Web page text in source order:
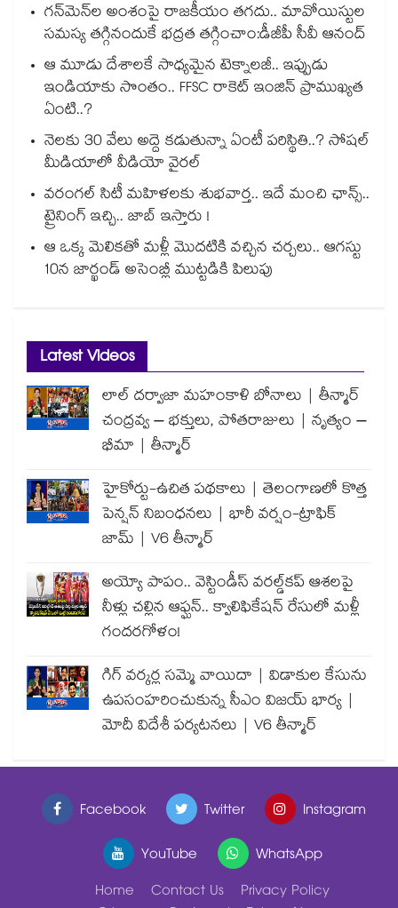
గన్⁭మెన్⁭ల అంశంపై రాజకీయం తగదు.. మావోయిస్టుల
సమస్య తగ్గినందుకే భద్రత తగ్గించాం:డీజీపీ సీవీ ఆనంద్
ఆ మూడు దేశాలకే సాధ్యమైన టెక్నాలజీ.. ఇప్పుడు
ఇండియాకు సొంతం.. FFSC రాకెట్ ఇంజిన్ ప్రాముఖ్యత
ఏంటి..?
నెలకు 30 వేలు అద్దె కడుతున్నా ఏంటీ పరిస్థితి..? సోషల్
మీడియాలో వీడియో వైరల్
వరంగల్ సిటీ మహిళలకు శుభవార్త.. ఇదే మంచి ఛాన్స్..
ట్రైనింగ్ ఇచ్చి.. జాబ్ ఇస్తారు !
ఆ ఒక్క మెలికతో మళ్లీ మొదటికి వచ్చిన చర్చలు.. ఆగస్టు
10న జార్ఖండ్ అసెంబ్లీ ముట్టడికి పిలుపు
Latest Videos
లాల్ దర్వాజా మహంకాళి బోనాలు | తీన్మార్
చంద్రవ్వ – భక్తులు, పోతరాజులు | నృత్యం –
భీమా | తీన్మార్
హైకోర్టు-ఉచిత పథకాలు | తెలంగాణలో కొత్త
పెన్షన్ నిబంధనలు | భారీ వర్షం-ట్రాఫిక్
జామ్ | V6 తీన్మార్
అయ్యో పాపం.. వెస్టిండీస్ వరల్డ్‌కప్ ఆశలపై
నీళ్లు చల్లిన ఆఫ్ఘన్.. క్వాలిఫికేషన్ రేసులో మళ్లీ
గందరగోళం!
గిగ్ వర్కర్ల సమ్మె వాయిదా | విడాకుల కేసును
ఉపసంహరించుకున్న సీఎం విజయ్ భార్య |
మోదీ విదేశీ పర్యటనలు | V6 తీన్మార్
Facebook Twitter
Instagram
YouTube
WhatsApp
Home
Contact Us
Privacy Policy